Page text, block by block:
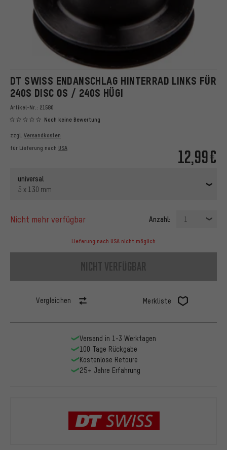
DT SWISS ENDANSCHLAG HINTERRAD LINKS FÜR
240S DISC OS / 240S HÜGI
Artikel-Nr.: 21580
Noch keine Bewertung
12,99€
zzgl. Versandkosten
für Lieferung nach USA
universal
5 x 130 mm
nicht mehr verfügbar Anzahl: 1
Lieferung nach USA nicht möglich
nicht verfügbar
Vergleichen Merkliste
Versand in 1-3 Werktagen
100 Tage Rückgabe
Kostenlose Retoure
25+ Jahre Erfahrung
DT Swiss